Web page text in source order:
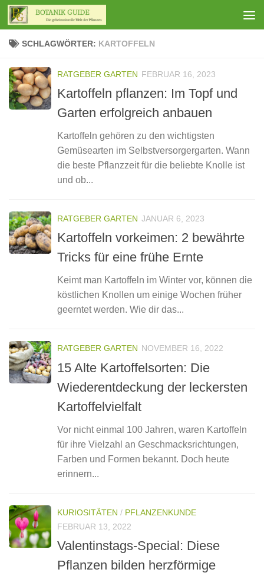
Zum Inhalt springen
SCHLAGWÖRTER: KARTOFFELN
RATGEBER GARTEN FEBRUAR 16, 2023
Kartoffeln pflanzen: Im Topf und
Garten erfolgreich anbauen
Kartoffeln gehören zu den wichtigsten
Gemüsearten im Selbstversorgergarten. Wann
die beste Pflanzzeit für die beliebte Knolle ist
und ob...
RATGEBER GARTEN JANUAR 6, 2023
Kartoffeln vorkeimen: 2 bewährte
Tricks für eine frühe Ernte
Keimt man Kartoffeln im Winter vor, können die
köstlichen Knollen um einige Wochen früher
geerntet werden. Wie dir das...
RATGEBER GARTEN NOVEMBER 16, 2022
15 Alte Kartoffelsorten: Die
Wiederentdeckung der leckersten
Kartoffelvielfalt
Vor nicht einmal 100 Jahren, waren Kartoffeln
für ihre Vielzahl an Geschmacksrichtungen,
Farben und Formen bekannt. Doch heute
erinnern...
KURIOSITÄTEN / PFLANZENKUNDE
FEBRUAR 13, 2022
Valentinstags-Special: Diese
Pflanzen bilden herzförmige